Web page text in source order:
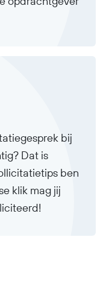
bij
Dat is
ben
klik mag jij